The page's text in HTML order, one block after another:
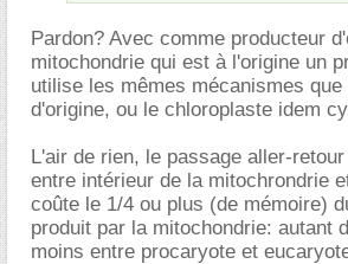
Pardon? Avec comme producteur
mitochondrie qui est à l'origine un
utilise les mêmes mécanismes
d'origine, ou le chloroplaste idem
L'air de rien, le passage aller-
entre intérieur de la mitochrondrie
coûte le 1/4 ou plus (de mémoire)
produit par la mitochondrie: autant
moins entre procaryote et